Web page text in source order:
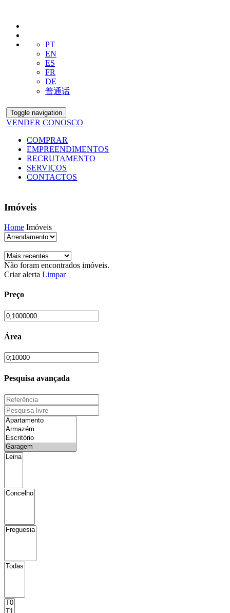
PT
EN
ES
FR
DE
普通话
Toggle navigation
VENDER CONOSCO
COMPRAR
EMPREENDIMENTOS
RECRUTAMENTO
SERVIÇOS
CONTACTOS
Imóveis
Home Imóveis
Não foram encontrados imóveis.
Criar alerta Limpar
Preço
Área
Pesquisa avançada